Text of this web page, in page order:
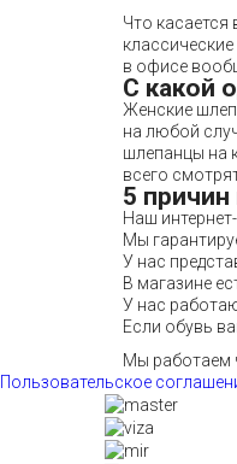
Что
в офисе
С какой
Женские
на любой
шлепанцы на
всего
5 причин
Наш
Мы
У нас
В магазине
У нас
Если обувь
Мы работаем
Пользовательское